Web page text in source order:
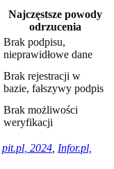
Najczęstsze powody
odrzucenia
Brak podpisu,
nieprawidłowe dane
Brak rejestracji w
bazie, fałszywy podpis
Brak możliwości
weryfikacji
pit.pl, 2024 Infor.pl,